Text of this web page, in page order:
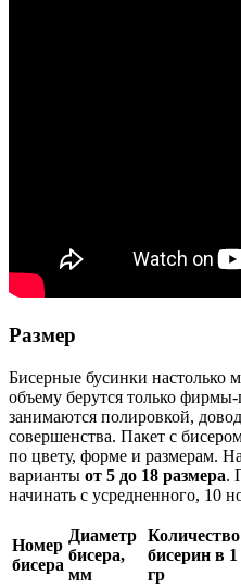
Размер
Бисерные бусинки настолько
объему берутся только
занимаются полировкой,
совершенства. Пакет с
по цвету, форме и размерам.
варианты от 5 до 18 размера.
начинать с усредненного, 10
Номер
бисера
Диаметр
бисера,
мм
Количество
бисерин в 1
гр